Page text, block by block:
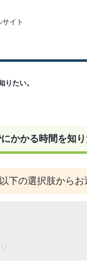
りたい。
かかる時間を知り
下の選択肢から